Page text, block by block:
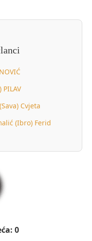
PILAV
Cvjeta
(Ibro) Ferid
0